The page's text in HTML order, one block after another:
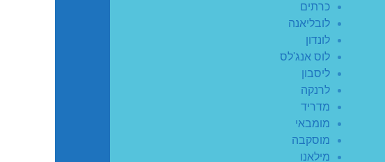
כרתים
לובליאנה
לונדון
לוס אנג'לס
ליסבון
לרנקה
מדריד
מומבאי
מוסקבה
מילאנו